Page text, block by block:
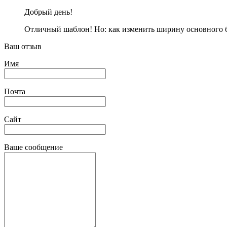
Добрый день!
Отличный шаблон! Но: как изменить ширину основного
Ваш отзыв
Имя
Почта
Сайт
Ваше сообщение